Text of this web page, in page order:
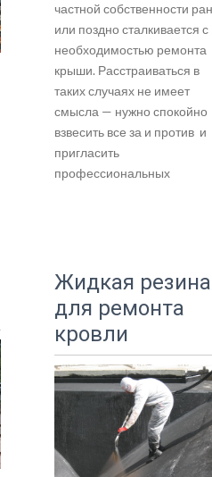
частной собственности
или поздно сталкивается с
необходимостью ремонта
крыши. Расстраиваться в
таких случаях не имеет
смысла — нужно спокойно
взвесить все за и против и
пригласить
профессиональных
Жидкая резина
для ремонта
кровли